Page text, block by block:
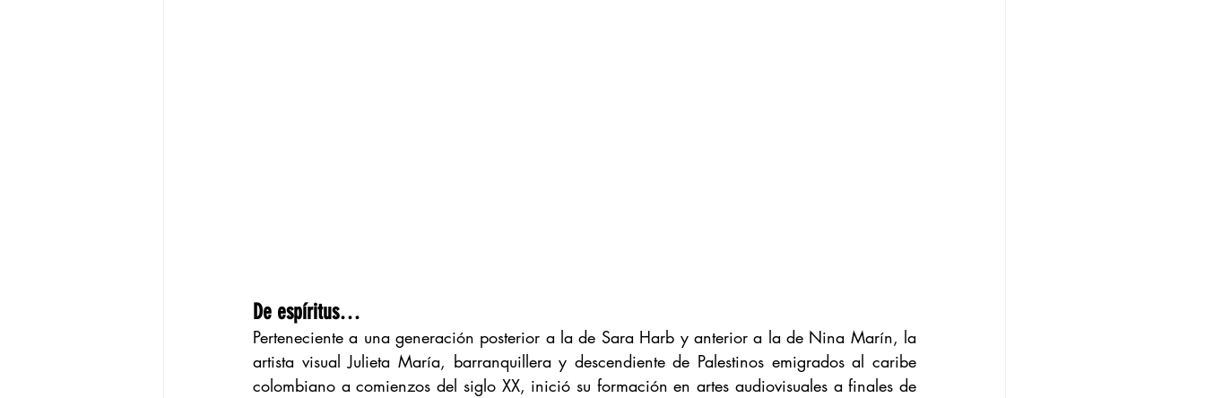
De espíritus…
Perteneciente a una generación posterior a la de Sara Harb y anterior a la de Nina Marín, la
artista visual Julieta María, barranquillera y descendiente de Palestinos emigrados al caribe
colombiano a comienzos del siglo XX, inició su formación en artes audiovisuales a finales de